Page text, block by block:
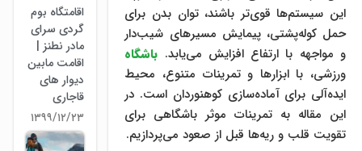
این سیستم‌ها قوی‌تر باشند، توان بدن برای
حمل کوله‌پشتی، پیمایش مسیرهای شیب‌دار
و مواجهه با ارتفاع افزایش می‌یابد. باشگاه
ورزشی، با ابزارها و تمرینات متنوع، محیط
ایده‌آلی برای آماده‌سازی کوهنوردان است. در
این مقاله به تمرینات موثر باشگاهی برای
تقویت قلب و ریه‌ها قبل از صعود می‌پردازیم.
اقامتگاه بوم
گردی سرای
مادر نطنز |
اقامت مابین
دیوار های
قاجاری
۱۳۹۹/۱۲/۲۳